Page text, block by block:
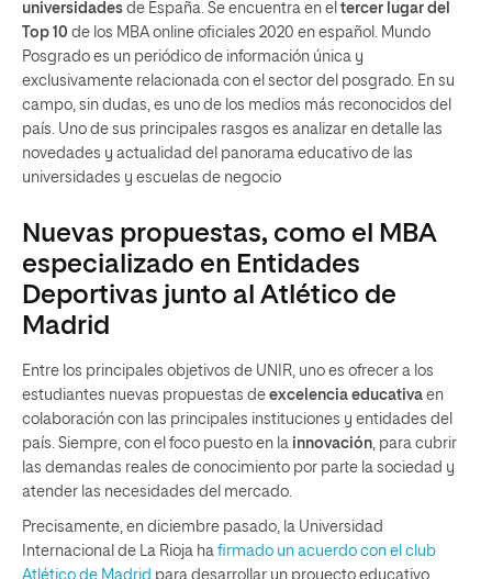
universidades de España. Se encuentra en el tercer lugar del
Top 10 de los MBA online oficiales 2020 en español. Mundo
Posgrado es un periódico de información única y
exclusivamente relacionada con el sector del posgrado. En su
campo, sin dudas, es uno de los medios más reconocidos del
país. Uno de sus principales rasgos es analizar en detalle las
novedades y actualidad del panorama educativo de las
universidades y escuelas de negocio
Nuevas propuestas, como el MBA
especializado en Entidades
Deportivas junto al Atlético de
Madrid
Entre los principales objetivos de UNIR, uno es ofrecer a los
estudiantes nuevas propuestas de excelencia educativa en
colaboración con las principales instituciones y entidades del
país. Siempre, con el foco puesto en la innovación, para cubrir
las demandas reales de conocimiento por parte la sociedad y
atender las necesidades del mercado.
Precisamente, en diciembre pasado, la Universidad
Internacional de La Rioja ha firmado un acuerdo con el club
Atlético de Madrid para desarrollar un proyecto educativo